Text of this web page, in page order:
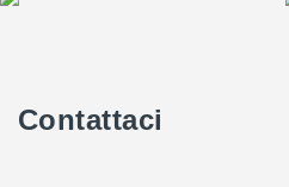
Contattaci